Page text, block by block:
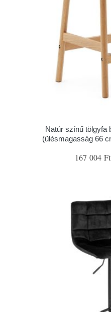
Natúr színű tölgyfa
(ülésmagasság 66
167 004 Ft